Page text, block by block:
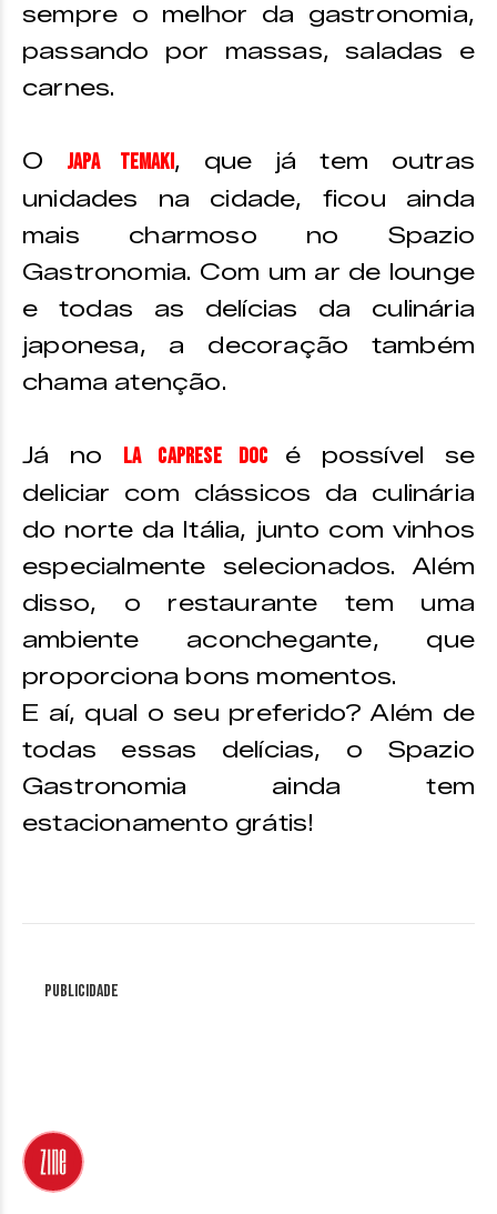
sempre o melhor da gastronomia,
passando por massas, saladas e
carnes.
O Japa Temaki, que já tem outras
unidades na cidade, ficou ainda
mais charmoso no Spazio
Gastronomia. Com um ar de lounge
e todas as delícias da culinária
japonesa, a decoração também
chama atenção.
Já no La Caprese Doc é possível se
deliciar com clássicos da culinária
do norte da Itália, junto com vinhos
especialmente selecionados. Além
disso, o restaurante tem uma
ambiente aconchegante, que
proporciona bons momentos.
E aí, qual o seu preferido? Além de
todas essas delícias, o Spazio
Gastronomia ainda tem
estacionamento grátis!
Publicidade